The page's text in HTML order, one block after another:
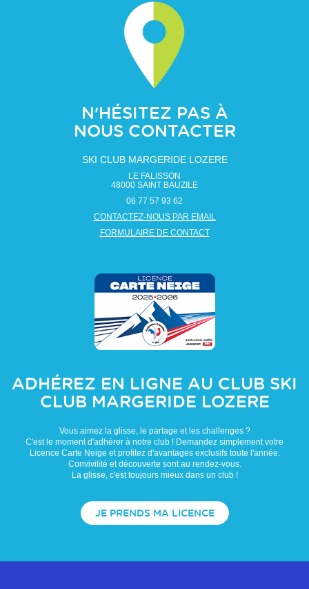
N'HÉSITEZ PAS À
NOUS CONTACTER
SKI CLUB MARGERIDE LOZERE
LE FALISSON
48000 SAINT BAUZILE
06 77 57 93 62
CONTACTEZ-NOUS PAR EMAIL
FORMULAIRE DE CONTACT
ADHÉREZ EN LIGNE AU CLUB SKI
CLUB MARGERIDE LOZERE
Vous aimez la glisse, le partage et les challenges ?
C'est le moment d'adhérer à notre club ! Demandez simplement votre
Licence Carte Neige et profitez d'avantages exclusifs toute l'année.
Convivilité et découverte sont au rendez-vous.
La glisse, c'est toujours mieux dans un club !
JE PRENDS MA LICENCE